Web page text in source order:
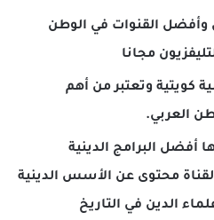
وأفضل القنوات في الوطن
مجانا
كويتية وتعتبر من أهم
العربي.
أفضل البرامج الدينية
محتوى عن الأسس الدينية
الدين في التاريخ